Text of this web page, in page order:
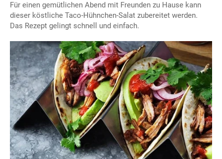
Für einen gemütlichen Abend mit Freunden zu Hause kann
dieser köstliche Taco-Hühnchen-Salat zubereitet werden.
Das Rezept gelingt schnell und einfach.